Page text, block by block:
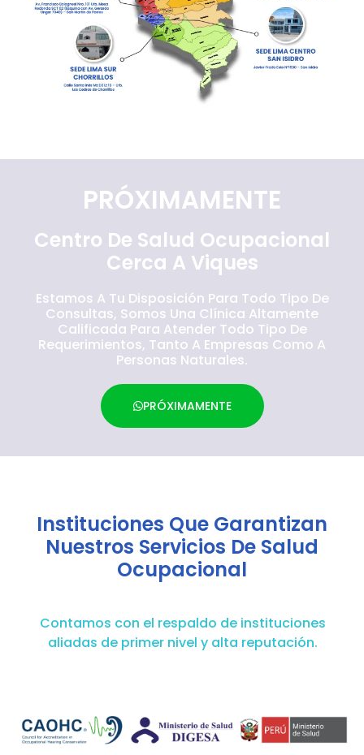
PRÓXIMAMENTE
Centro De Salud Ocupacional
Cerca A Viques
Estamos A Tu Disposición Para Todo Tipo De
Consultas, Somos Una Clínica Altamente
Calificada Para Atender Todo Tipo De
Requerimientos, Tanto A Empresas Como A
Personas Naturales.
PRÓXIMAMENTE
Instituciones Que Garantizan
Nuestros Servicios De Salud
Ocupacional
Contamos con el respaldo de instituciones
aliadas de primer nivel y alta reputación.